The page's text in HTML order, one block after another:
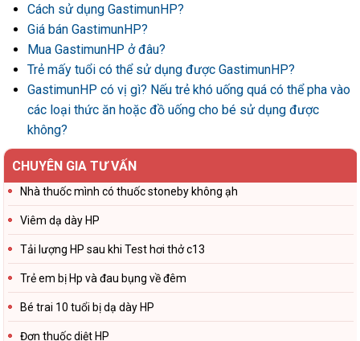
Cách sử dụng GastimunHP?
Giá bán GastimunHP?
Mua GastimunHP ở đâu?
Trẻ mấy tuổi có thể sử dụng được GastimunHP?
GastimunHP có vị gì? Nếu trẻ khó uống quá có thể pha vào
các loại thức ăn hoặc đồ uống cho bé sử dụng được
không?
CHUYÊN GIA TƯ VẤN
Nhà thuốc mình có thuốc stoneby không ạh
Viêm dạ dày HP
Tải lượng HP sau khi Test hơi thở c13
Trẻ em bị Hp và đau bụng về đêm
Bé trai 10 tuổi bị dạ dày HP
Đơn thuốc diệt HP